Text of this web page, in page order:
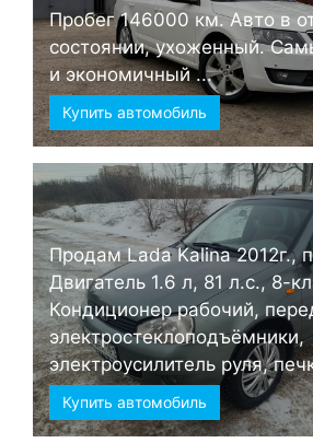
Пробег 146000 км. Авто в
состоянии, ухоженный.
и экономичный ...
Купить автомобиль
Продам Lada Kalina 2012г.,
Двигатель 1.6 л, 81 л.с., 8-
Кондиционер рабочий,
электростеклоподъёмники,
электроусилитель руля,
Купить автомобиль